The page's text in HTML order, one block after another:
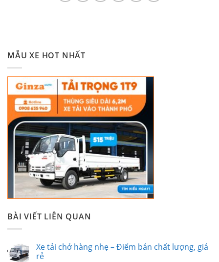
MẪU XE HOT NHẤT
BÀI VIẾT LIÊN QUAN
Xe tải chở hàng nhẹ – Điểm bán chất lượng, giá
rẻ